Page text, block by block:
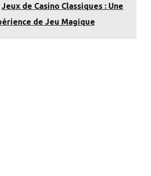
Jeux de Casino Classiques : Une
de Jeu Magique